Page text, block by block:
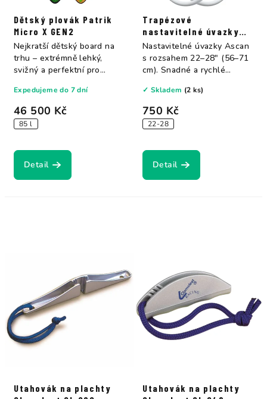
Dětský plovák Patrik
Micro X GEN2
46 500 Kč
85 l
Expedujeme do 7 dní
Detail
Nejkratší dětský board na
trhu – extrémně lehký,
svižný a perfektní pro
Trapézové
nastavitelné úvazky
Ascan
750 Kč
22-28
✓ Skladem (2 ks)
Detail
Nastavitelné úvazky Ascan
s rozsahem 22–28" (56–71
cm). Snadné a rychlé
Utahovák na plachty
Utahovák na plachty